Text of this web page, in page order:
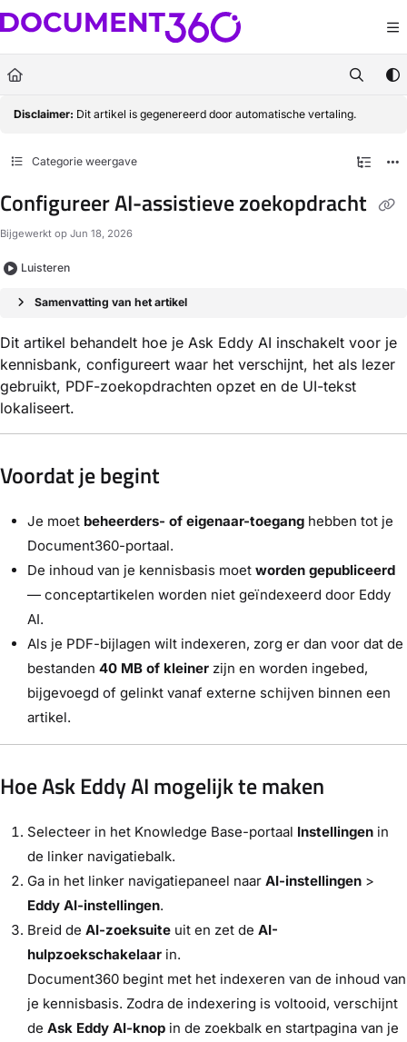
Documentation Index
Fetch the complete documentation index at:https://docs.document360.com/
Use this file to discover all available pages before exploring further.
Disclaimer: Dit artikel is gegenereerd door automatische vertaling.
Categorie weergave
Configureer AI-assistieve zoekopdracht
Bijgewerkt op Jun 18, 2026
Luisteren
Samenvatting van het artikel
Dit artikel behandelt hoe je Ask Eddy AI inschakelt voor je
kennisbank, configureert waar het verschijnt, het als lezer
gebruikt, PDF-zoekopdrachten opzet en de UI-tekst
lokaliseert.
Voordat je begint
Je moet beheerders- of eigenaar-toegang hebben tot je
Document360-portaal.
De inhoud van je kennisbasis moet worden gepubliceerd
— conceptartikelen worden niet geïndexeerd door Eddy
AI.
Als je PDF-bijlagen wilt indexeren, zorg er dan voor dat de
bestanden 40 MB of kleiner zijn en worden ingebed,
bijgevoegd of gelinkt vanaf externe schijven binnen een
artikel.
Hoe Ask Eddy AI mogelijk te maken
Selecteer in het Knowledge Base-portaal Instellingen in
de linker navigatiebalk.
Ga in het linker navigatiepaneel naar AI-instellingen >
Eddy AI-instellingen.
Breid de AI-zoeksuite uit en zet de AI-
hulpzoekschakelaar in.
Document360 begint met het indexeren van de inhoud van
je kennisbasis. Zodra de indexering is voltooid, verschijnt
de Ask Eddy AI-knop in de zoekbalk en startpagina van je